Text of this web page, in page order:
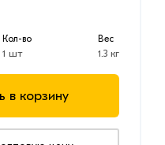
Кол-во
1 шт
Вес
1.3 кг
в корзину